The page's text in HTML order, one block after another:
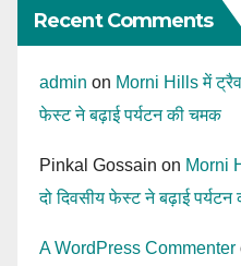
Recent Comments
admin on Morni Hills में
फेस्ट ने बढ़ाई पर्यटन की चमक
Pinkal Gossain on Morni
दो दिवसीय फेस्ट ने बढ़ाई
A WordPress Commenter